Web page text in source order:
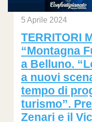
5 Aprile 2024
TERRITORI
“Montagna
a Belluno.
a nuovi
tempo di
turismo”.
Zenari e il